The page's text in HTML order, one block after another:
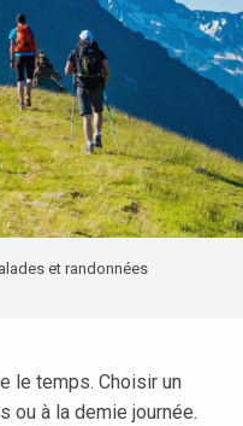
et randonnées
le temps. Choisir un
ou à la demie journée.